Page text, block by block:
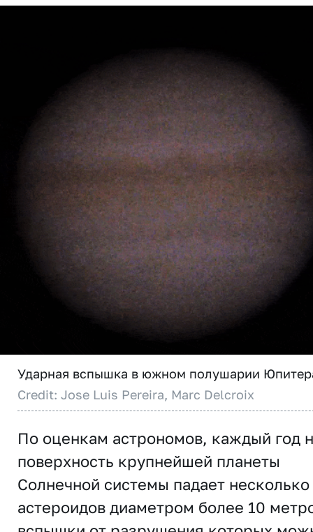
Ударная вспышка в южном полушарии
Credit: Jose Luis Pereira, Marc Delcroix
По оценкам астрономов, каждый год
поверхность крупнейшей планеты
Солнечной системы падает несколько
астероидов диаметром более 10